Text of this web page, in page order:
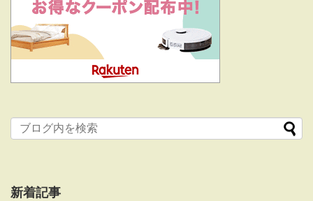
新着記事